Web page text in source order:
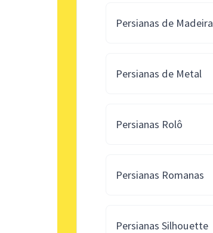
Persianas de Madeira
Persianas de Metal
Persianas Rolô
Persianas Romanas
Persianas Silhouette